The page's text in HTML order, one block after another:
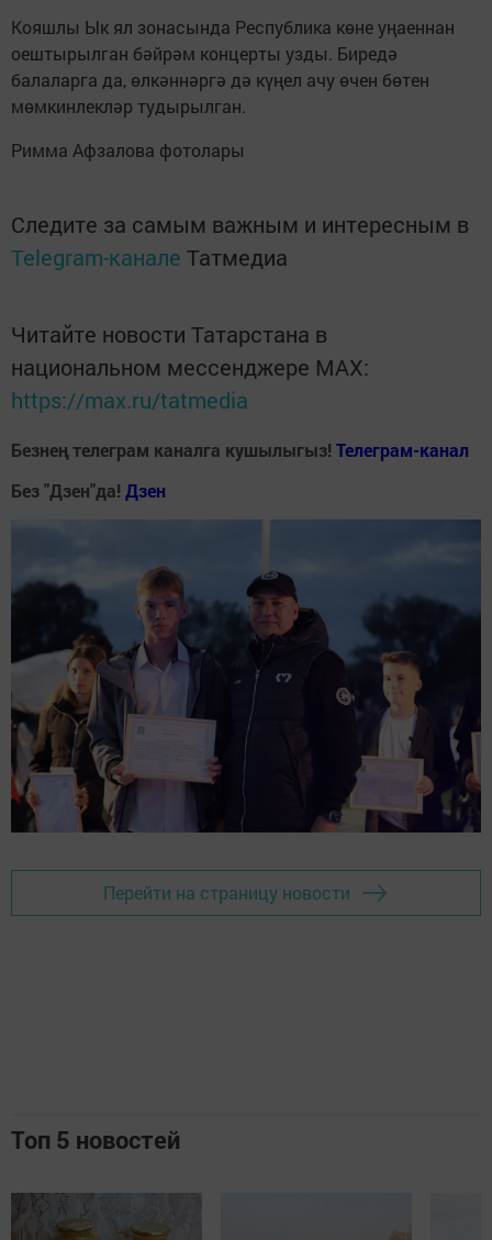
Кояшлы Ык ял зонасында Республика көне уңаеннан
оештырылган бәйрәм концерты узды. Биредә
балаларга да, өлкәннәргә дә күңел ачу өчен бөтен
мөмкинлекләр тудырылган.
Римма Афзалова фотолары
Следите за самым важным и интересным в
Telegram-канале Татмедиа
Читайте новости Татарстана в
национальном мессенджере MАХ:
https://max.ru/tatmedia
Безнең телеграм каналга кушылыгыз! Телеграм-канал
Без "Дзен"да! Дзен
Перейти на страницу новости
Топ 5 новостей